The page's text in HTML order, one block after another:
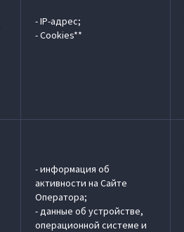
- IP-адрес;
- Cookies**
- информация об
активности на Сайте
Оператора;
- данные об устройстве,
операционной системе и